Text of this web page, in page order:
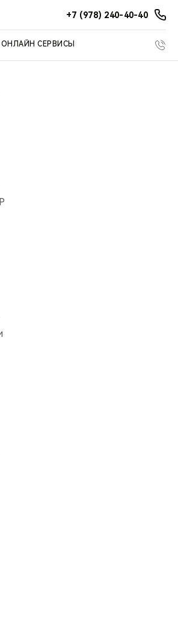
+7 (978) 240-40-40
ОНЛАЙН СЕРВИСЫ